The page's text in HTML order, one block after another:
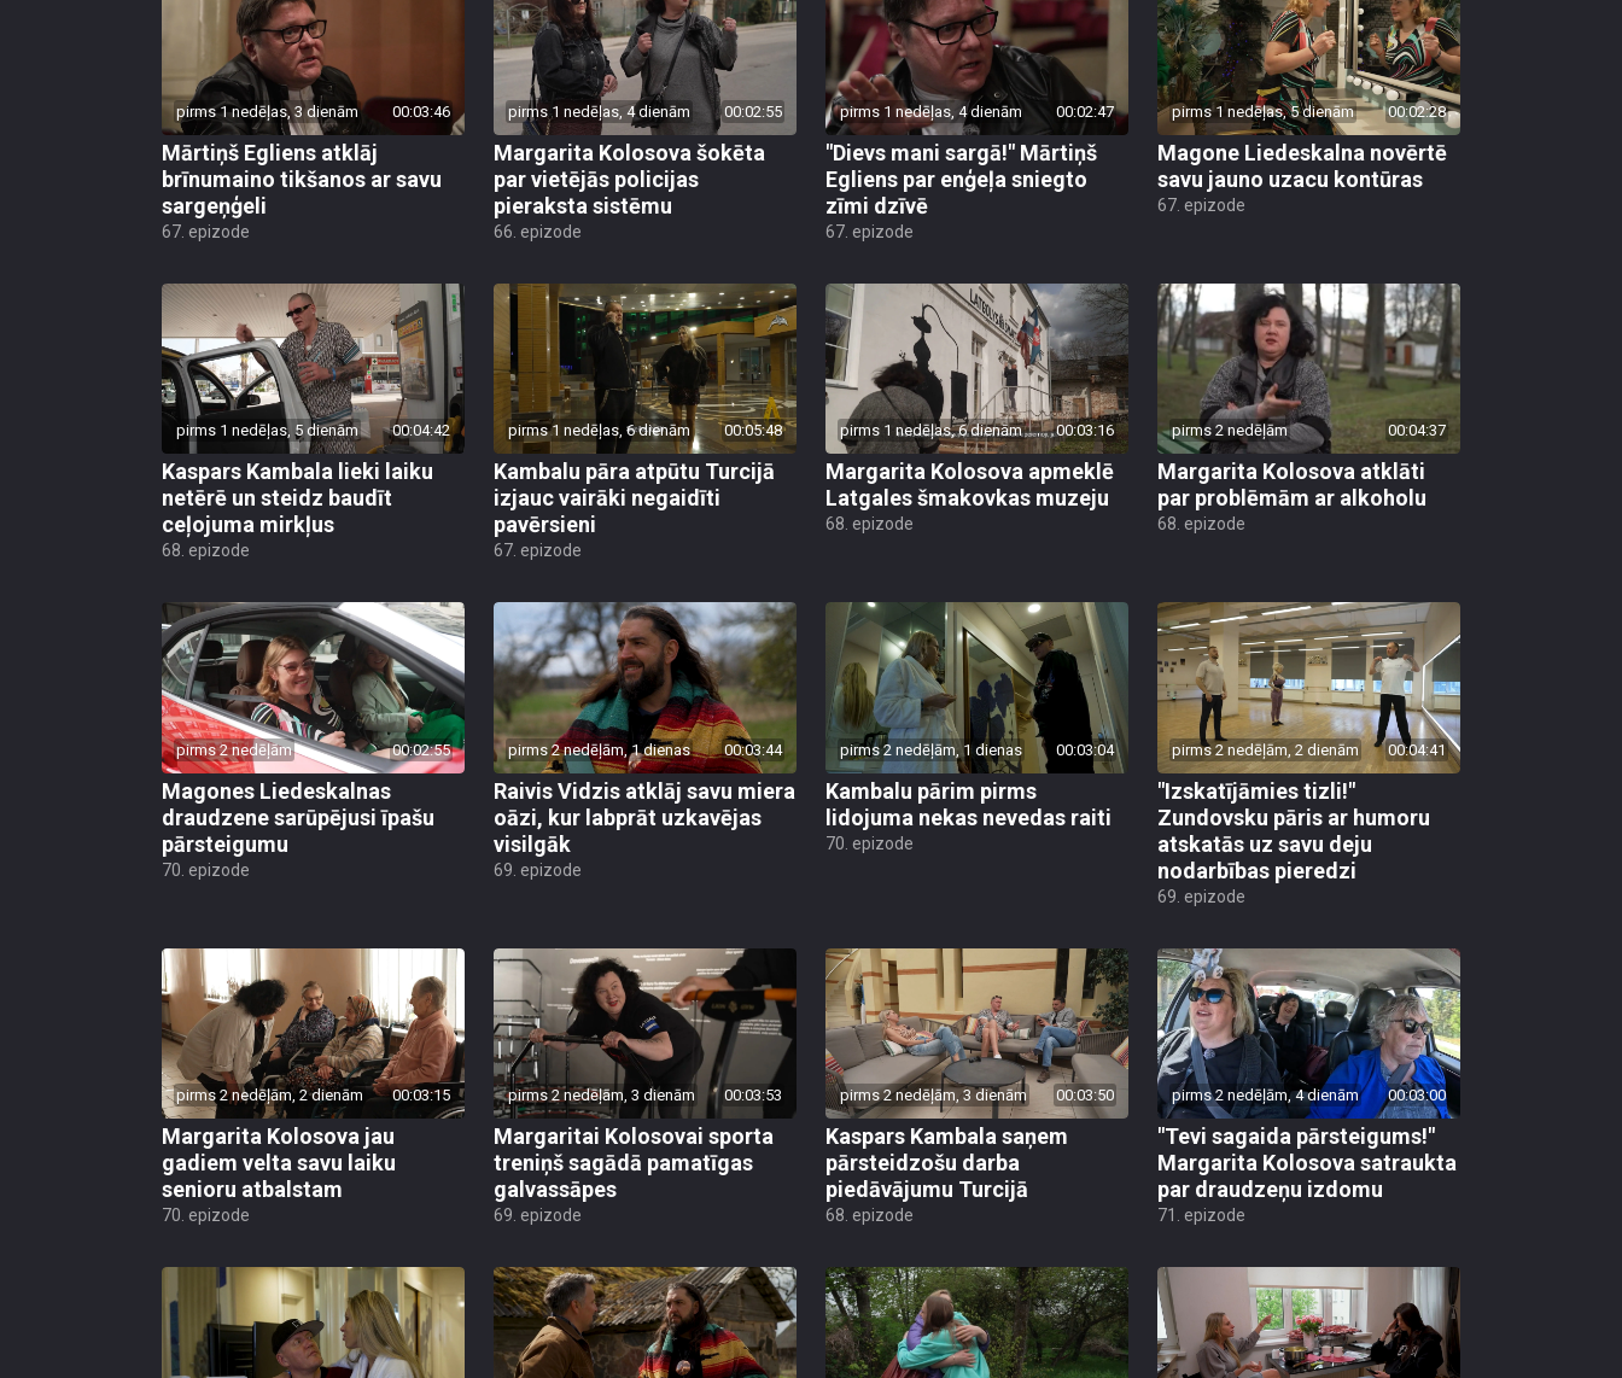
pirms 1 nedēļas, 3 dienām 00:03:46
Mārtiņš Egliens atklāj
brīnumaino tikšanos ar savu
sargeņģeli
67. epizode
pirms 1 nedēļas, 4 dienām 00:02:55
Margarita Kolosova šokēta
par vietējās policijas
pieraksta sistēmu
66. epizode
pirms 1 nedēļas, 4 dienām 00:02:47
"Dievs mani sargā!" Mārtiņš
Egliens par enģeļa sniegto
zīmi dzīvē
67. epizode
pirms 1 nedēļas, 5 dienām 00:02:28
Magone Liedeskalna novērtē
savu jauno uzacu kontūras
67. epizode
pirms 1 nedēļas, 5 dienām 00:04:42
Kaspars Kambala lieki laiku
netērē un steidz baudīt
ceļojuma mirkļus
68. epizode
pirms 1 nedēļas, 6 dienām 00:05:48
Kambalu pāra atpūtu Turcijā
izjauc vairāki negaidīti
pavērsieni
67. epizode
pirms 1 nedēļas, 6 dienām 00:03:16
Margarita Kolosova apmeklē
Latgales šmakovkas muzeju
68. epizode
pirms 2 nedēļām 00:04:37
Margarita Kolosova atklāti
par problēmām ar alkoholu
68. epizode
pirms 2 nedēļām 00:02:55
Magones Liedeskalnas
draudzene sarūpējusi īpašu
pārsteigumu
70. epizode
pirms 2 nedēļām, 1 dienas 00:03:44
Raivis Vidzis atklāj savu miera
oāzi, kur labprāt uzkavējas
visilgāk
69. epizode
pirms 2 nedēļām, 1 dienas 00:03:04
Kambalu pārim pirms
lidojuma nekas nevedas raiti
70. epizode
pirms 2 nedēļām, 2 dienām 00:04:41
"Izskatījāmies tizli!"
Zundovsku pāris ar humoru
atskatās uz savu deju
nodarbības pieredzi
69. epizode
pirms 2 nedēļām, 2 dienām 00:03:15
Margarita Kolosova jau
gadiem velta savu laiku
senioru atbalstam
70. epizode
pirms 2 nedēļām, 3 dienām 00:03:53
Margaritai Kolosovai sporta
treniņš sagādā pamatīgas
galvassāpes
69. epizode
pirms 2 nedēļām, 3 dienām 00:03:50
Kaspars Kambala saņem
pārsteidzošu darba
piedāvājumu Turcijā
68. epizode
pirms 2 nedēļām, 4 dienām 00:03:00
"Tevi sagaida pārsteigums!"
Margarita Kolosova satraukta
par draudzeņu izdomu
71. epizode